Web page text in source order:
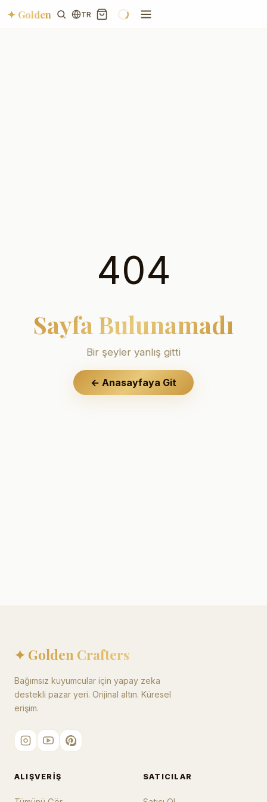
✦ Golden TR
404
Sayfa Bulunamadı
Bir şeyler yanlış gitti
← Anasayfaya Git
✦ Golden Crafters
Bağımsız kuyumcular için yapay zeka
destekli pazar yeri. Orijinal altın. Küresel
erişim.
ALIŞVERIŞ SATICILAR